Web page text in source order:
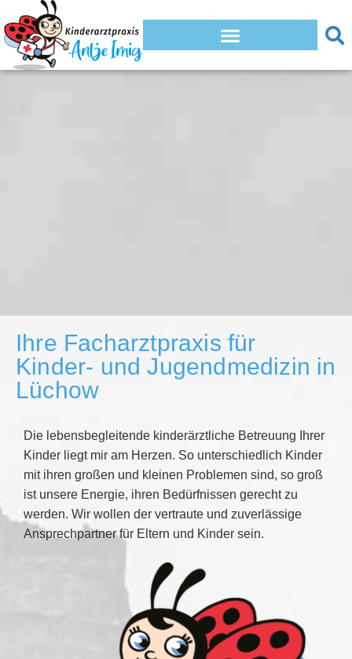
Ihre Facharztpraxis für
Kinder- und Jugendmedizin in
Lüchow
Die lebensbegleitende kinderärztliche Betreuung Ihrer
Kinder liegt mir am Herzen. So unterschiedlich Kinder
mit ihren großen und kleinen Problemen sind, so groß
ist unsere Energie, ihren Bedürfnissen gerecht zu
werden. Wir wollen der vertraute und zuverlässige
Ansprechpartner für Eltern und Kinder sein.